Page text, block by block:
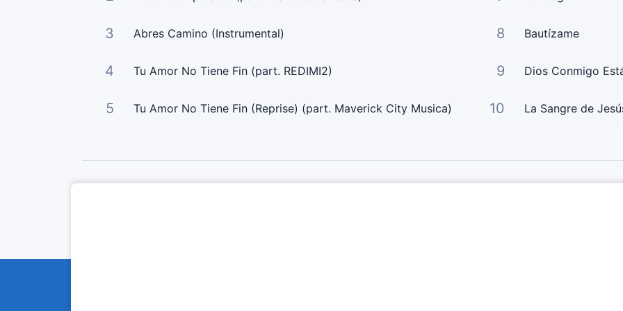
3 Abres Camino (Instrumental)
4 Tu Amor No Tiene Fin (part. REDIMI2)
5 Tu Amor No Tiene Fin (Reprise) (part. Maverick City Musica)
8 Bautízame
9 Dios Conmigo
10 La Sangre de